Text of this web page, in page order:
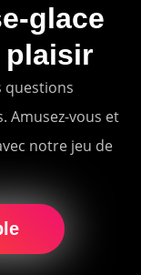
glace
plaisir
questions
Amusez-vous et
notre jeu de